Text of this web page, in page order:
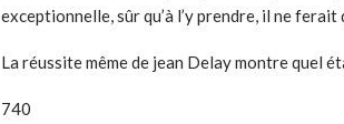
exceptionnelle, sûr qu’à l’y prendre, il ne ferait
La réussite même de jean Delay montre quel
740